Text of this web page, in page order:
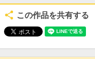
この作品を共有する